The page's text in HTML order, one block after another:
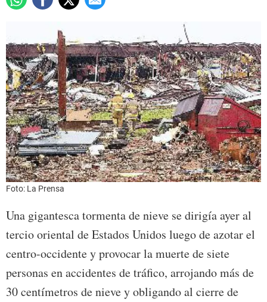
Foto: La Prensa
Una gigantesca tormenta de nieve se dirigía ayer al
tercio oriental de Estados Unidos luego de azotar el
centro-occidente y provocar la muerte de siete
personas en accidentes de tráfico, arrojando más de
30 centímetros de nieve y obligando al cierre de